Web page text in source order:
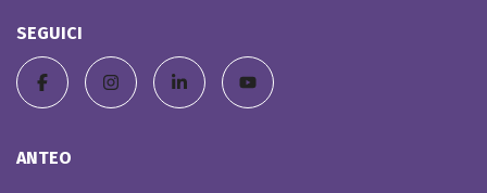
SEGUICI
ANTEO